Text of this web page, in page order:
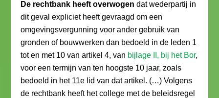
De rechtbank heeft overwogen dat wederpartij in
dit geval expliciet heeft gevraagd om een
omgevingsvergunning voor ander gebruik van
gronden of bouwwerken dan bedoeld in de leden 1
tot en met 10 van artikel 4, van bijlage II, bij het Bor,
voor een termijn van ten hoogste 10 jaar, zoals
bedoeld in het 11e lid van dat artikel. (…) Volgens
de rechtbank heeft het college met de beleidsregel